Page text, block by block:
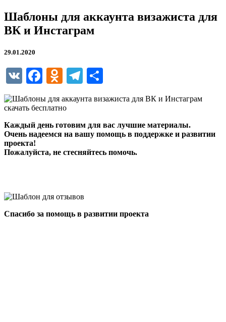
Шаблоны
для
аккаунта
для
и
Инстаграм
Шаблоны для аккаунта визажиста для
ВК и Инстаграм
29.01.2020
VK Facebook
Odnoklassniki
Telegram
Каждый день готовим для вас лучшие материалы.
Очень надеемся на вашу помощь в поддержке и развитии
проекта!
Пожалуйста, не стесняйтесь помочь.
Спасибо за помощь в развитии проекта